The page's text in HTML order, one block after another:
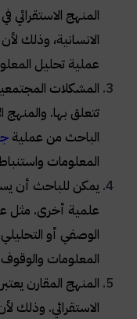
المنهج الاستقرائي
الانسانية، وذلك
عملية تحليل
المشكلات
تتعلق بها. والمنهج
الباحث من عملية
المعلومات
يمكن للباحث أن
علمية أخرى. مثل
الوصفي أو
المعلومات
المنهج المقارن
الاستقرائي. وذلك